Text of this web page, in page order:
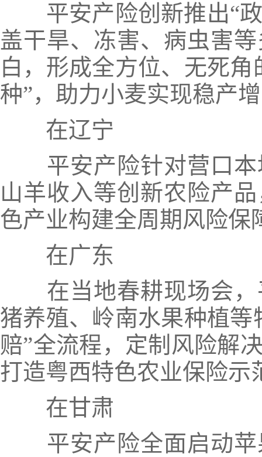
平安产险创新推出“
盖干旱、冻害、病虫害
白，形成全方位、无死
种”，助力小麦实现稳产
在辽宁
平安产险针对营口
山羊收入等创新农险产
色产业构建全周期风险保
在广东
在当地春耕现场会
猪养殖、岭南水果种植
赔”全流程，定制风险解
打造粤西特色农业保险示
在甘肃
平安产险全面启动